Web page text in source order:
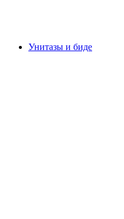
Унитазы и биде